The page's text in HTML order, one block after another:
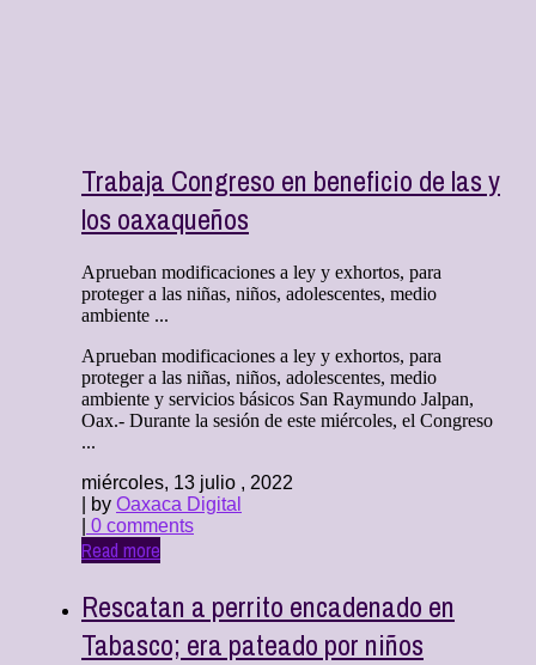
Trabaja Congreso en beneficio de las y
los oaxaqueños
Aprueban modificaciones a ley y exhortos, para
proteger a las niñas, niños, adolescentes, medio
ambiente ...
Aprueban modificaciones a ley y exhortos, para
proteger a las niñas, niños, adolescentes, medio
ambiente y servicios básicos San Raymundo Jalpan,
Oax.- Durante la sesión de este miércoles, el Congreso
...
miércoles, 13 julio , 2022
| by Oaxaca Digital
0 comments
Read more
Rescatan a perrito encadenado en
Tabasco; era pateado por niños